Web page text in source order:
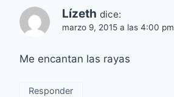
Lízeth dice:
marzo 9, 2015 a las 4:00 pm
Me encantan las rayas
Responder